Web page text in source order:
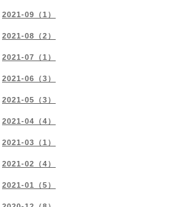
2021-09（1）
2021-08（2）
2021-07（1）
2021-06（3）
2021-05（3）
2021-04（4）
2021-03（1）
2021-02（4）
2021-01（5）